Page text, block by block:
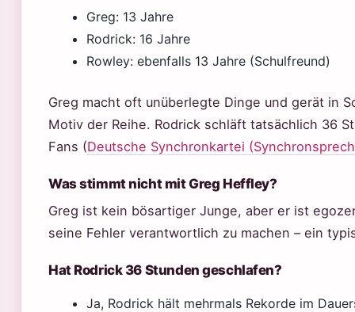
Greg: 13 Jahre
Rodrick: 16 Jahre
Rowley: ebenfalls 13 Jahre (Schulfreund)
Greg macht oft unüberlegte Dinge und gerät in
Motiv der Reihe. Rodrick schläft tatsächlich 36
Fans (Deutsche Synchronkartei
Was stimmt nicht mit Greg Heffley?
Greg ist kein bösartiger Junge, aber er ist
seine Fehler verantwortlich zu machen – ein
Hat Rodrick 36 Stunden geschlafen?
Ja, Rodrick hält mehrmals Rekorde im